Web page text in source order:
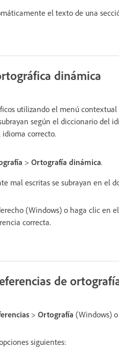
el texto de una
dinámica
utilizando el menú contextual
según el diccionario del
correcto.
> Ortografía dinámica.
mal escritas se subrayan en el
(Windows) o haga clic en
correcta.
de
> Ortografía (Windows) o
siguientes: